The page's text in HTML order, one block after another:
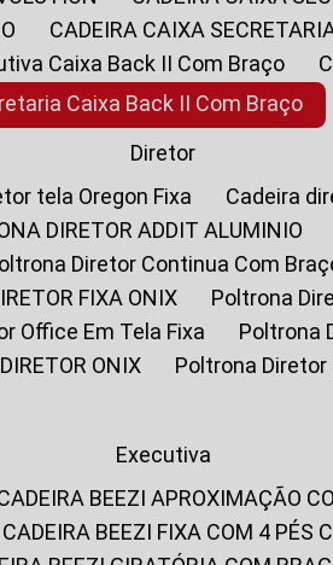
CADEIRA CAIXA
Caixa Back II Com Braço
Caixa Back II Com Braço
Diretor
tela Oregon Fixa
Cadeira
DIRETOR ADDIT ALUMINIO
Poltrona Diretor Continua Com
FIXA ONIX
Poltrona
Office Em Tela Fixa
DIRETOR ONIX
Poltrona
Executiva
CADEIRA BEEZI APROXIMAÇÃO
CADEIRA BEEZI FIXA COM 4 PÉS